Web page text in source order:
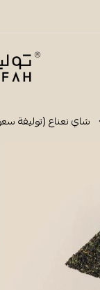
شاي
شاي نعناع (توليفة